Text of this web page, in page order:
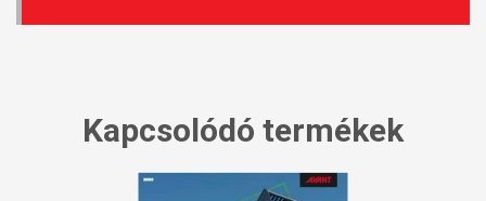
Kapcsolódó termékek